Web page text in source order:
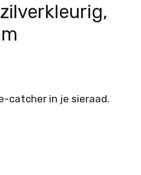
catcher in je sieraad.